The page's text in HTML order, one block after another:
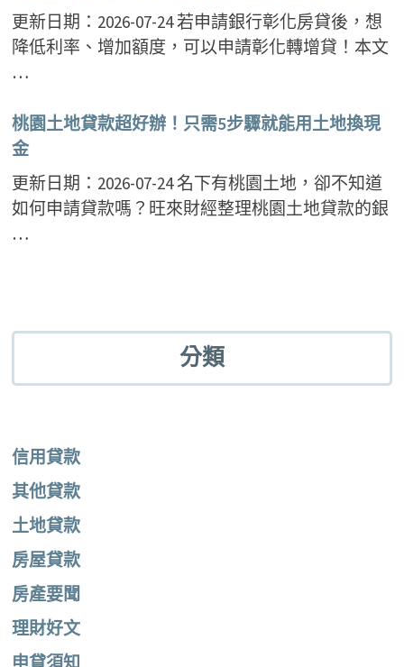
更新日期：2026-07-24 若申請銀行彰化房貸後，想
降低利率、增加額度，可以申請彰化轉增貸！本文
…
桃園土地貸款超好辦！只需5步驟就能用土地換現
金
更新日期：2026-07-24 名下有桃園土地，卻不知道
如何申請貸款嗎？旺來財經整理桃園土地貸款的銀
…
分類
信用貸款
其他貸款
土地貸款
房屋貸款
房產要聞
理財好文
申貸須知